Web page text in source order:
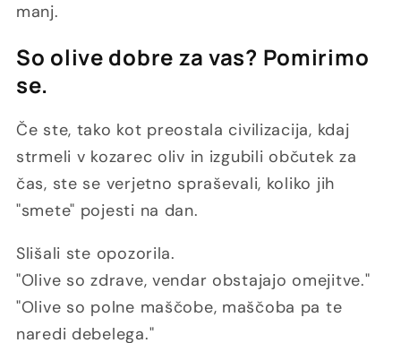
manj.
So olive dobre za vas? Pomirimo
se.
Če ste, tako kot preostala civilizacija, kdaj
strmeli v kozarec oliv in izgubili občutek za
čas, ste se verjetno spraševali, koliko jih
"smete" pojesti na dan.
Slišali ste opozorila.
"Olive so zdrave, vendar obstajajo omejitve."
"Olive so polne maščobe, maščoba pa te
naredi debelega."